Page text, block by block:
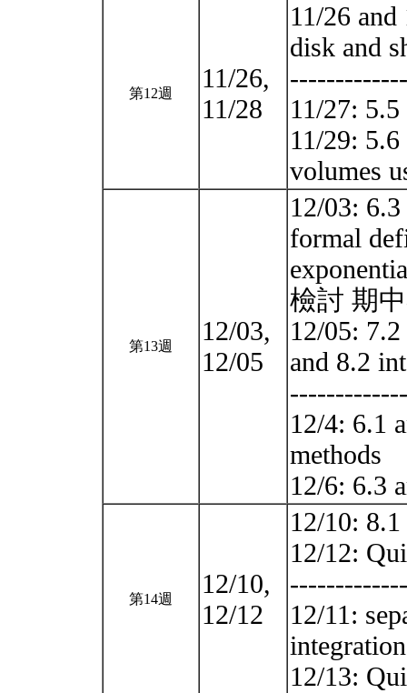
第12週
11/26,
11/28
11/26
disk and
11/27:
11/29: 5.6
volumes
第13週
12/03,
12/05
12/03:
formal
檢討 期
12/05:
and 8.2
12/4: 6.1
methods
12/6: 6.3
第14週
12/10,
12/12
12/10:
12/12:
12/11:
12/13: